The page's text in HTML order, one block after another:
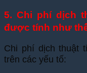
5. Chi phí dịch
được tính như
Chi phí dịch thuật
trên các yếu tố: